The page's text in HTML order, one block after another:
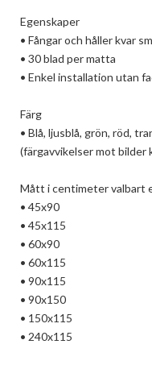
Egenskaper
• Fångar och håller kvar
• 30 blad per matta
• Enkel installation utan
Färg
• Blå, ljusblå, grön, röd,
(färgavvikelser mot bilder
Mått i centimeter valbart
• 45x90
• 45x115
• 60x90
• 60x115
• 90x115
• 90x150
• 150x115
• 240x115